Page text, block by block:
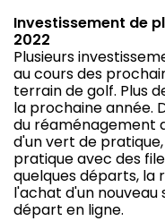
Investissement de
2022
Plusieurs
au cours des
terrain de golf. Plus
la prochaine année.
du réaménagement
d'un vert de
pratique avec des
quelques départs,
l'achat d'un
départ en ligne.